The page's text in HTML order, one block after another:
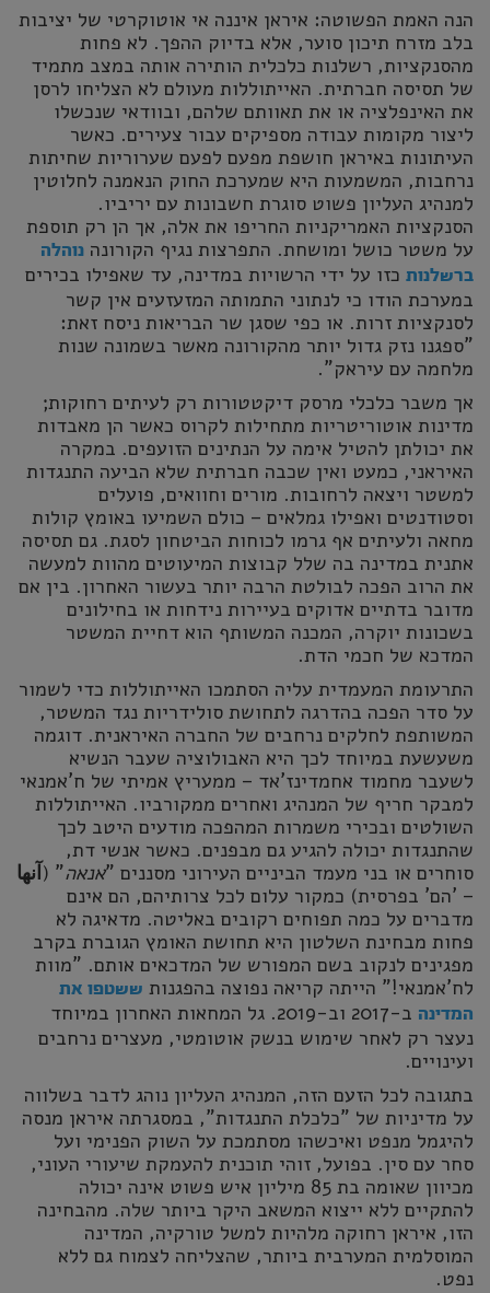
הנה האמת הפשוטה: איראן איננה אי אוטוקרטי של יציבות
בלב מזרח תיכון סוער, אלא בדיוק ההפך. לא פחות
מהסנקציות, רשלנות כלכלית הותירה אותה במצב מתמיד
של תסיסה חברתית. האייתוללות מעולם לא הצליחו לרסן
את האינפלציה או את תאוותם שלהם, ובוודאי שנכשלו
ליצור מקומות עבודה מספיקים עבור צעירים. כאשר
העיתונות באיראן חושפת מפעם לפעם שערוריות שחיתות
נרחבות, המשמעות היא שמערכת החוק הנאמנה לחלוטין
למנהיג העליון פשוט סוגרת חשבונות עם יריביו.
הסנקציות האמריקניות החריפו את אלה, אך הן רק תוספת
על משטר כושל ומושחת. התפרצות נגיף הקורונה נוהלה
ברשלנות כזו על ידי הרשויות במדינה, עד שאפילו בכירים
במערכת הודו כי לנתוני התמותה המזעזעים אין קשר
לסנקציות זרות. או כפי שסגן שר הבריאות ניסח זאת:
"ספגנו נזק גדול יותר מהקורונה מאשר בשמונה שנות
מלחמה עם עיראק".
אך משבר כלכלי מרסק דיקטטורות רק לעיתים רחוקות;
מדינות אוטוריטריות מתחילות לקרוס כאשר הן מאבדות
את יכולתן להטיל אימה על הנתינים הזועפים. במקרה
האיראני, כמעט ואין שכבה חברתית שלא הביעה התנגדות
למשטר ויצאה לרחובות. מורים וחוואים, פועלים
וסטודנטים ואפילו גמלאים – כולם השמיעו באומץ קולות
מחאה ולעיתים אף גרמו לכוחות הביטחון לסגת. גם תסיסה
אתנית במדינה בה שלל קבוצות המיעוטים מהוות למעשה
את הרוב הפכה לבולטת הרבה יותר בעשור האחרון. בין אם
מדובר בדתיים אדוקים בעיירות נידחות או בחילונים
בשכונות יוקרה, המכנה המשותף הוא דחיית המשטר
המדכא של חכמי הדת.
התרעומת המעמדית עליה הסתמכו האייתוללות כדי לשמור
על סדר הפכה בהדרגה לתחושת סולידריות נגד המשטר,
המשותפת לחלקים נרחבים של החברה האיראנית. דוגמה
משעשעת במיוחד לכך היא האבולוציה שעבר הנשיא
לשעבר מחמוד אחמדינז'אד – ממעריץ אמיתי של ח'אמנאי
למבקר חריף של המנהיג ואחרים ממקורביו. האייתוללות
השולטים ובכירי משמרות המהפכה מודעים היטב לכך
שהתנגדות יכולה להגיע גם מבפנים. כאשר אנשי דת,
סוחרים או בני מעמד הביניים העירוני מסננים "אנאה" (آنها
– 'הם' בפרסית) כמקור עלום לכל צרותיהם, הם אינם
מדברים על כמה תפוחים רקובים באליטה. מדאיגה לא
פחות מבחינת השלטון היא תחושת האומץ הגוברת בקרב
מפגינים לנקוב בשם המפורש של המדכאים אותם. "מוות
לח'אמנאי!" הייתה קריאה נפוצה בהפגנות ששטפו את
המדינה
ב-2017 וב-2019. גל המחאות האחרון במיוחד
נעצר רק לאחר שימוש בנשק אוטומטי, מעצרים נרחבים
ועינויים.
בתגובה לכל הזעם הזה, המנהיג העליון נוהג לדבר בשלווה
על מדיניות של "כלכלת התנגדות", במסגרתה איראן מנסה
להיגמל מנפט ואיכשהו מסתמכת על השוק הפנימי ועל
סחר עם סין. בפועל, זוהי תוכנית להעמקת שיעורי העוני,
מכיוון שאומה בת 85 מיליון איש פשוט אינה יכולה
להתקיים ללא ייצוא המשאב היקר ביותר שלה. מהבחינה
הזו, איראן רחוקה מלהיות למשל טורקיה, המדינה
המוסלמית המערבית ביותר, שהצליחה לצמוח גם ללא
נפט.